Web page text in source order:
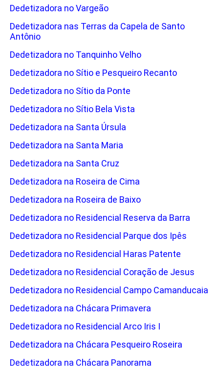
Dedetizadora no Vargeão
Dedetizadora nas Terras da Capela de Santo
Antônio
Dedetizadora no Tanquinho Velho
Dedetizadora no Sítio e Pesqueiro Recanto
Dedetizadora no Sítio da Ponte
Dedetizadora no Sítio Bela Vista
Dedetizadora na Santa Úrsula
Dedetizadora na Santa Maria
Dedetizadora na Santa Cruz
Dedetizadora na Roseira de Cima
Dedetizadora na Roseira de Baixo
Dedetizadora no Residencial Reserva da Barra
Dedetizadora no Residencial Parque dos Ipês
Dedetizadora no Residencial Haras Patente
Dedetizadora no Residencial Coração de Jesus
Dedetizadora no Residencial Campo Camanducaia
Dedetizadora na Chácara Primavera
Dedetizadora no Residencial Arco Iris I
Dedetizadora na Chácara Pesqueiro Roseira
Dedetizadora na Chácara Panorama